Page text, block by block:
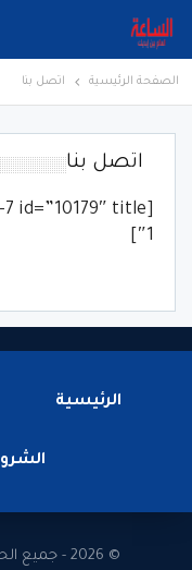
الصفحة الرئيسية اتصل بنا
اتصل بنا
1″]
الرئيسية
© 2026 - جميع الحقوق محفوظة لموقع.الساعة برس.